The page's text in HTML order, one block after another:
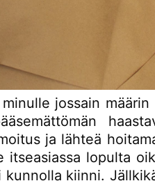
jossain
ja lähteä
itseasiassa lopulta
kunnolla kiinni.